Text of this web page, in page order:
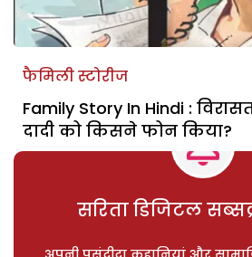
फैमिली स्टोरीज
Family Story In Hindi :
दादी को किसने फोन किया?
सरिता डिजिटल